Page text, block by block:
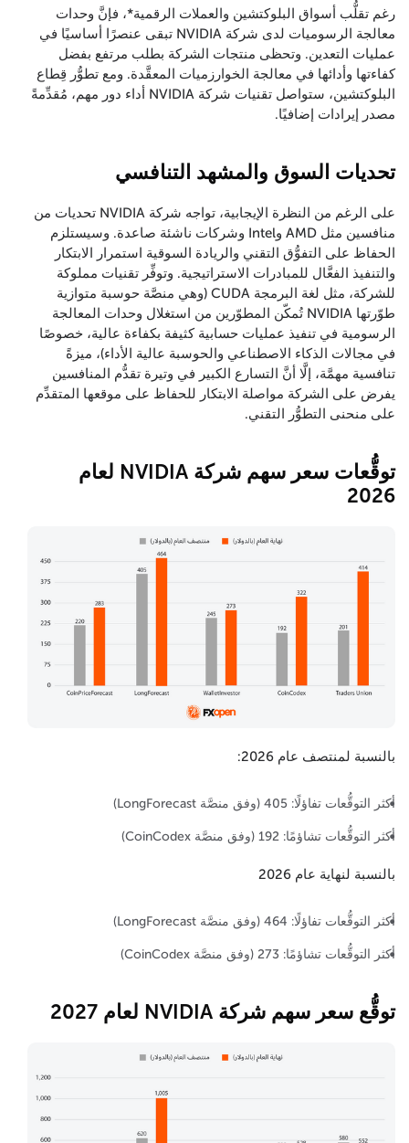
رغم تقلُّب أسواق البلوكتشين والعملات الرقمية*، فإنَّ وحدات
معالجة الرسوميات لدى شركة NVIDIA تبقى عنصرًا أساسيًا في
عمليات التعدين. وتحظى منتجات الشركة بطلب مرتفع بفضل
كفاءتها وأدائها في معالجة الخوارزميات المعقَّدة. ومع تطوُّر قِطاع
البلوكتشين، ستواصل تقنيات شركة NVIDIA أداء دور مهم، مُقدِّمةً
مصدر إيرادات إضافيًا.
تحديات السوق والمشهد التنافسي
على الرغم من النظرة الإيجابية، تواجه شركة NVIDIA تحديات من
منافسين مثل AMD وIntel وشركات ناشئة صاعدة. وسيستلزم
الحفاظ على التفوُّق التقني والريادة السوقية استمرار الابتكار
والتنفيذ الفعَّال للمبادرات الاستراتيجية. وتوفِّر تقنيات مملوكة
للشركة، مثل لغة البرمجة CUDA (وهي منصَّة حوسبة متوازية
طوّرتها NVIDIA تُمكّن المطوّرين من استغلال وحدات المعالجة
الرسومية في تنفيذ عمليات حسابية كثيفة بكفاءة عالية، خصوصًا
في مجالات الذكاء الاصطناعي والحوسبة عالية الأداء)، ميزةً
تنافسية مهمَّة، إلَّا أنَّ التسارع الكبير في وتيرة تقدُّم المنافسين
يفرض على الشركة مواصلة الابتكار للحفاظ على موقعها المتقدِّم
على منحنى التطوُّر التقني.
توقُّعات سعر سهم شركة NVIDIA لعام
2026
بالنسبة لمنتصف عام 2026:
أكثر التوقُّعات تفاؤلًا: 405 (وفق منصَّة LongForecast)
أكثر التوقُّعات تشاؤمًا: 192 (وفق منصَّة CoinCodex)
بالنسبة لنهاية عام 2026
أكثر التوقُّعات تفاؤلًا: 464 (وفق منصَّة LongForecast)
أكثر التوقُّعات تشاؤمًا: 273 (وفق منصَّة CoinCodex)
توقُّع سعر سهم شركة NVIDIA لعام 2027